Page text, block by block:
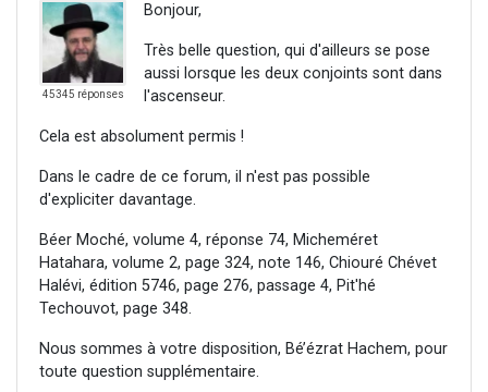
45345 réponses
Bonjour,
Très belle question, qui d'ailleurs se pose
aussi lorsque les deux conjoints sont dans
l'ascenseur.
Cela est absolument permis !
Dans le cadre de ce forum, il n'est pas possible
d'expliciter davantage.
Béer Moché, volume 4, réponse 74, Micheméret
Hatahara, volume 2, page 324, note 146, Chiouré Chévet
Halévi, édition 5746, page 276, passage 4, Pit'hé
Techouvot, page 348.
Nous sommes à votre disposition, Bé’ézrat Hachem, pour
toute question supplémentaire.